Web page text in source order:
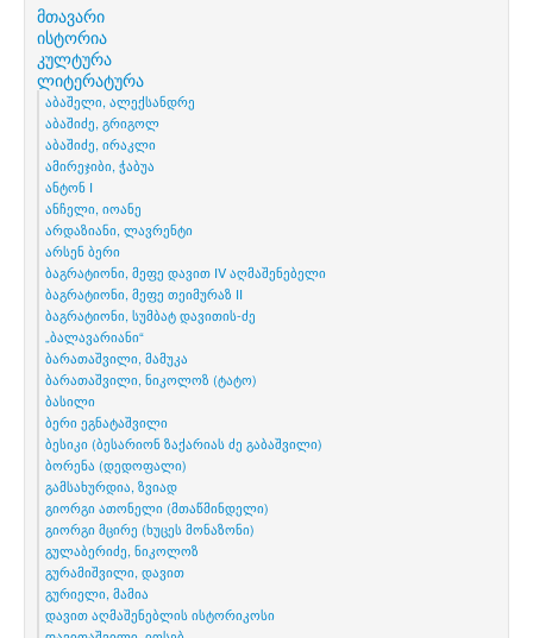
მთავარი
ისტორია
კულტურა
ლიტერატურა
აბაშელი, ალექსანდრე
აბაშიძე, გრიგოლ
აბაშიძე, ირაკლი
ამირეჯიბი, ჭაბუა
ანტონ I
ანჩელი, იოანე
არდაზიანი, ლავრენტი
არსენ ბერი
ბაგრატიონი, მეფე დავით IV აღმაშენებელი
ბაგრატიონი, მეფე თეიმურაზ II
ბაგრატიონი, სუმბატ დავითის-ძე
„ბალავარიანი“
ბარათაშვილი, მამუკა
ბარათაშვილი, ნიკოლოზ (ტატო)
ბასილი
ბერი ეგნატაშვილი
ბესიკი (ბესარიონ ზაქარიას ძე გაბაშვილი)
ბორენა (დედოფალი)
გამსახურდია, ზვიად
გიორგი ათონელი (მთაწმინდელი)
გიორგი მცირე (ხუცეს მონაზონი)
გულაბერიძე, ნიკოლოზ
გურამიშვილი, დავით
გურიელი, მამია
დავით აღმაშენებლის ისტორიკოსი